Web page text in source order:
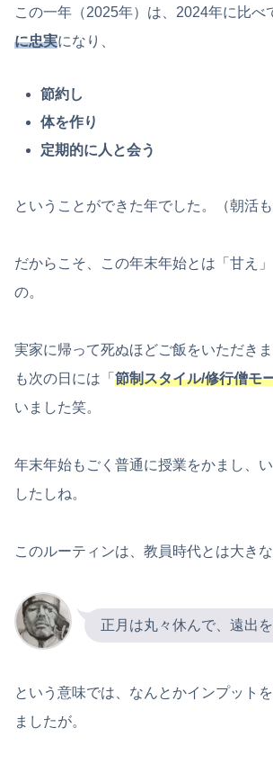
この一年（2025年）は、2024年に比べ
に忠実になり、
節約し
体を作り
定期的に人と会う
ということができた年でした。（朝活
だからこそ、この年末年始とは「甘え
の。
実家に帰って死ぬほどご飯をいただき
も次の日には「 節制スタイル/修行僧モ
いました笑。
年末年始もごく普通に授業をかまし、
したしね。
このルーティンは、教員時代とは大きな
正月は丸々休んで、遠出
という意味では、なんとかインプット
ましたが。